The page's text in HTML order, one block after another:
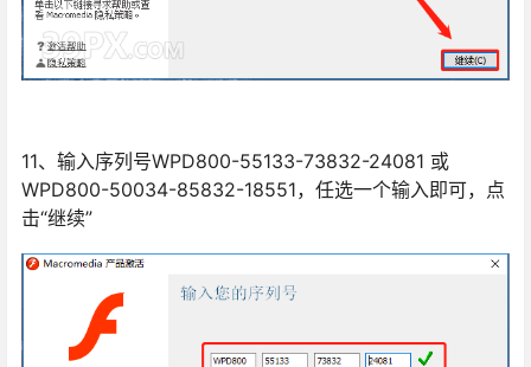
11、输入序列号WPD800-55133-73832-24081 或
WPD800-50034-85832-18551，任选一个输入即可，点
击“继续”